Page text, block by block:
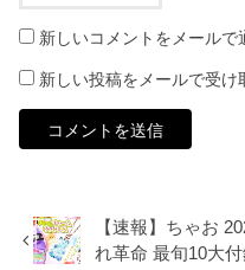
新しいコメントをメールで
新しい投稿をメールで受け
【速報】ちゃお
れ革命 最旬10大